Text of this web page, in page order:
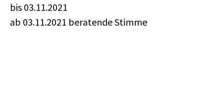
bis 03.11.2021
ab 03.11.2021 beratende Stimme